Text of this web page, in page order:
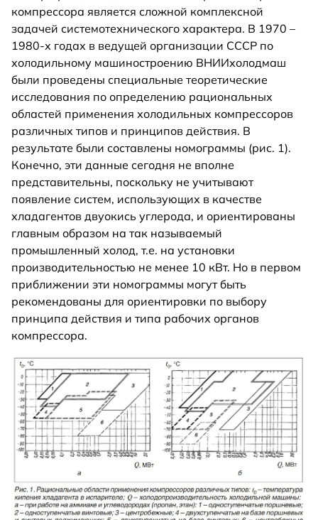
компрессора является сложной комплексной
задачей системотехнического характера. В 1970 –
1980-х годах в ведущей организации СССР по
холодильному машиностроению ВНИИхолодмаш
были проведены специальные теоретические
исследования по определению рациональных
областей применения холодильных компрессоров
различных типов и принципов действия. В
результате были составлены номограммы (рис. 1).
Конечно, эти данные сегодня не вполне
представительны, поскольку не учитывают
появление систем, использующих в качестве
хладагентов двуокись углерода, и ориентированы
главным образом на так называемый
промышленный холод, т.е. на установки
производительностью не менее 10 кВт. Но в первом
приближении эти номограммы могут быть
рекомендованы для ориентировки по выбору
принципа действия и типа рабочих органов
компрессора.